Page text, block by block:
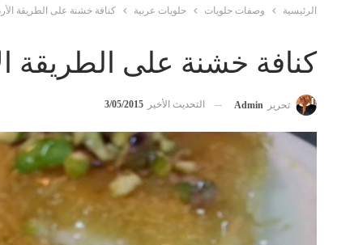
الرئيسية وصفات حلويات حلويات عربية كنافة خشنة على الطريقة
كنافة خشنة على الطريقة
تحرير Admin التحديث الأخير 3/05/2015